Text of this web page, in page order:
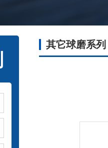
其它球磨系列